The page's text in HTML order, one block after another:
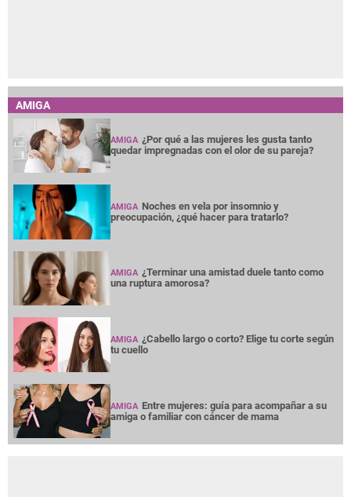
AMIGA
AMIGA ¿Por qué a las mujeres les gusta tanto
quedar impregnadas con el olor de su pareja?
AMIGA Noches en vela por insomnio y
preocupación, ¿qué hacer para tratarlo?
AMIGA ¿Terminar una amistad duele tanto como
una ruptura amorosa?
AMIGA ¿Cabello largo o corto? Elige tu corte según
tu cuello
AMIGA Entre mujeres: guía para acompañar a su
amiga o familiar con cáncer de mama